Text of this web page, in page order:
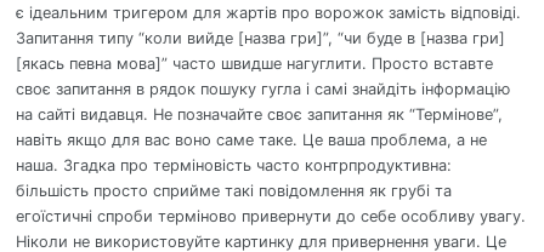
є ідеальним тригером для жартів про ворожок замість відповіді.
Запитання типу “коли вийде [назва гри]”, “чи буде в [назва гри]
[якась певна мова]” часто швидше нагуглити. Просто вставте
своє запитання в рядок пошуку гугла і самі знайдіть інформацію
на сайті видавця. Не позначайте своє запитання як “Термінове”,
навіть якщо для вас воно саме таке. Це ваша проблема, а не
наша. Згадка про терміновість часто контрпродуктивна:
більшість просто сприйме такі повідомлення як грубі та
егоїстичні спроби терміново привернути до себе особливу увагу.
Ніколи не використовуйте картинку для привернення уваги. Це